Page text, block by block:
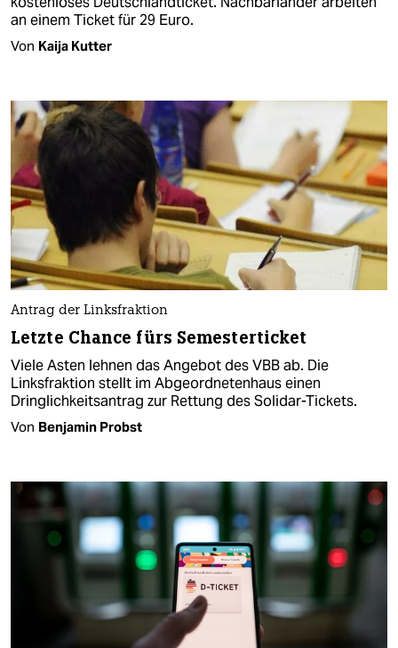
an einem Ticket für 29 Euro.
Von Kaija Kutter
Antrag der Linksfraktion
Letzte Chance fürs Semesterticket
Viele Asten lehnen das Angebot des VBB ab. Die
Linksfraktion stellt im Abgeordnetenhaus einen
Dringlichkeitsantrag zur Rettung des Solidar-Tickets.
Von Benjamin Probst